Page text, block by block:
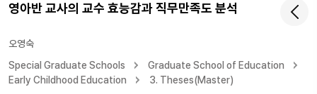
영아반 교사의 교수 효능감과 직무만족도 분석
오영숙
Special Graduate Schools
Graduate School of Education
Early Childhood Education
3. Theses(Master)